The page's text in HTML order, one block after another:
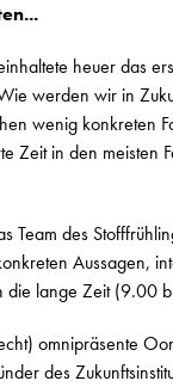
heuer das
werden wir in
wenig konkreten
Zeit in den
Team des
Aussagen,
die lange Zeit (9.00
omnipräsente
des